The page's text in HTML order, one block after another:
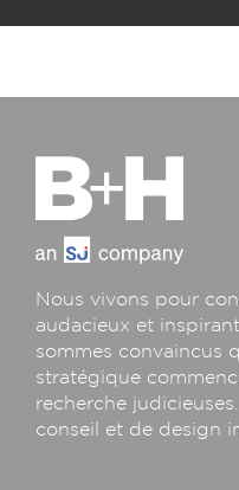
Nous vivons pour
audacieux et
sommes convaincus
stratégique
recherche
conseil et de design